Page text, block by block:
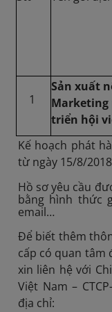
1
Sản xuất
Marketing
triển hội
Kế hoạch phát
từ ngày 15/8/
Hồ sơ yêu cầu
bằng hình thức
email…
Để biết thêm
cấp có quan tâm
xin liên hệ với
Việt Nam –
địa chỉ: